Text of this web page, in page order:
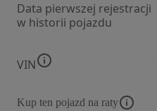
Data pierwszej rejestracji
w historii pojazdu
VIN
Kup ten pojazd na raty